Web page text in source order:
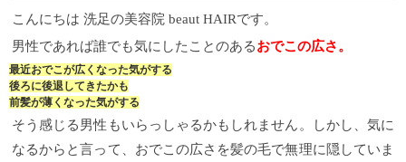
こんにちは 洗足の美容院 beaut HAIRです。
男性であれば誰でも気にしたことのあるおでこの広さ。
最近おでこが広くなった気がする
後ろに後退してきたかも
前髪が薄くなった気がする
そう感じる男性もいらっしゃるかもしれません。しかし、気に
なるからと言って、おでこの広さを髪の毛で無理に隠していま